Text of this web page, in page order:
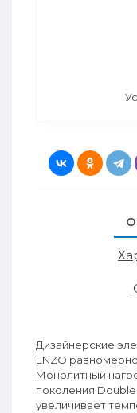
Дизайнерские
ENZO
Монолитный
поколения
увеличивает